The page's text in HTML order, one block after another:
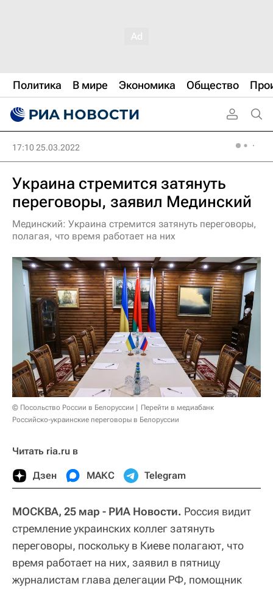
Политика В мире Экономика Общество
17:10 25.03.2022
Украина стремится затянуть
переговоры, заявил Мединский
Мединский: Украина стремится затянуть переговоры,
полагая, что время работает на них
© Посольство России в Белоруссии
Перейти в медиабанк
Российско-украинские переговоры в Белоруссии
Читать ria.ru в
Дзен МАКС Telegram
МОСКВА, 25 мар - РИА Новости. Россия видит
стремление украинских коллег затянуть
переговоры, поскольку в Киеве полагают, что
время работает на них, заявил в пятницу
журналистам глава делегации РФ, помощник